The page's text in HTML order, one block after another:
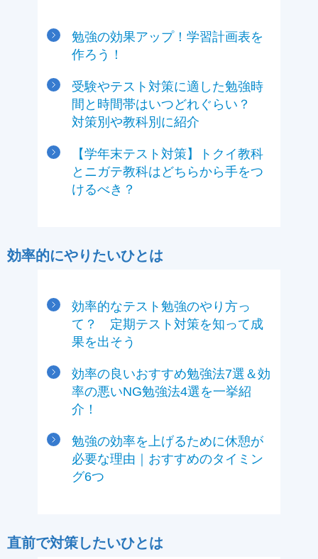
勉強の効果アップ！学習計画表を
作ろう！
受験やテスト対策に適した勉強時
間と時間帯はいつどれぐらい？
対策別や教科別に紹介
【学年末テスト対策】トクイ教科
とニガテ教科はどちらから手をつ
けるべき？
効率的にやりたいひとは
効率的なテスト勉強のやり方っ
て？ 定期テスト対策を知って成
果を出そう
効率の良いおすすめ勉強法7選＆効
率の悪いNG勉強法4選を一挙紹
介！
勉強の効率を上げるために休憩が
必要な理由｜おすすめのタイミン
グ6つ
直前で対策したいひとは